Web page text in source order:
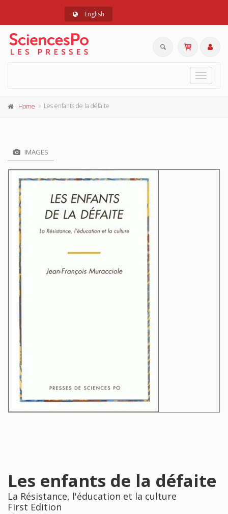
English
Toggle
Home Les enfants de la défaite
IMAGES
Les enfants de la défaite
La Résistance, l'éducation et la culture
First Edition